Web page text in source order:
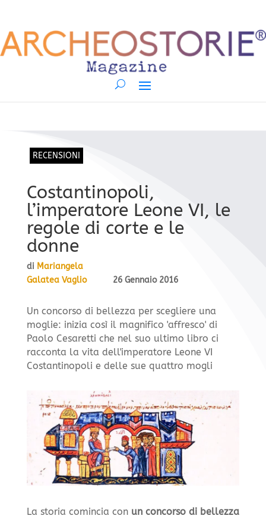
RECENSIONI
Costantinopoli,
l’imperatore Leone VI, le
regole di corte e le
donne
di Mariangela
Galatea Vaglio
26 Gennaio 2016
Un concorso di bellezza per scegliere una
moglie: inizia così il magnifico 'affresco' di
Paolo Cesaretti che nel suo ultimo libro ci
racconta la vita dell'imperatore Leone VI
Costantinopoli e delle sue quattro mogli
La storia comincia con un concorso di bellezza